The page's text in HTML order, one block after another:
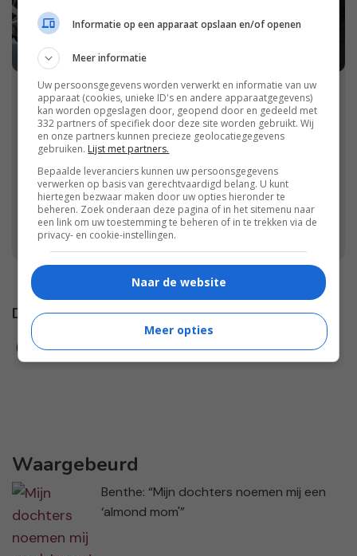
Welkom op Damespraatjes!
Welkom op Damespraatjes! Wij zijn een
online vrouwenmagazine dat dagelijks
duizenden vrouwen bereikt met mooie
verhalen, leuke winacties, product reviews en
bakken vol positieve inspiratie.
Damespraatjes op
Waargebeurd
Benthe: “Mijn dochters noemen mij een
‘almond mom'”
Informatie op een apparaat opslaan en/of openen
Meer informatie
Uw persoonsgegevens worden verwerkt en informatie van uw
apparaat (cookies, unieke ID's en andere apparaatgegevens)
kan worden opgeslagen door, geopend door en gedeeld met
332 partners of specifiek door deze site worden gebruikt. Wij
en onze partners kunnen precieze geolocatiegegevens
gebruiken. Lijst met partners.
Bepaalde leveranciers kunnen uw persoonsgegevens
verwerken op basis van gerechtvaardigd belang. U kunt
hiertegen bezwaar maken door uw opties hieronder te
beheren. Zoek onderaan deze pagina of in het sitemenu naar
een link om uw toestemming te beheren of in te trekken via de
privacy- en cookie-instellingen.
Naar de website
Meer opties